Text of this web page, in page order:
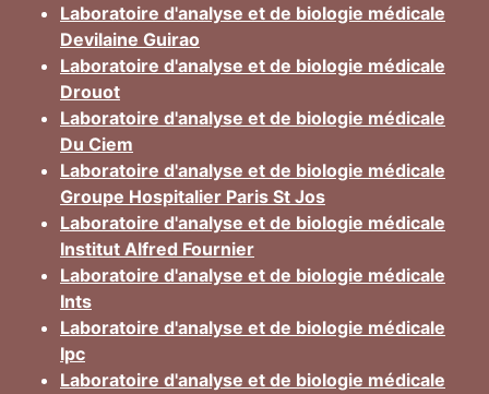
Laboratoire d'analyse et de biologie médicale
Devilaine Guirao
Laboratoire d'analyse et de biologie médicale
Drouot
Laboratoire d'analyse et de biologie médicale
Du Ciem
Laboratoire d'analyse et de biologie médicale
Groupe Hospitalier Paris St Jos
Laboratoire d'analyse et de biologie médicale
Institut Alfred Fournier
Laboratoire d'analyse et de biologie médicale
Ints
Laboratoire d'analyse et de biologie médicale
Ipc
Laboratoire d'analyse et de biologie médicale